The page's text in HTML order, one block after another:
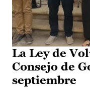
La Ley de
Consejo de
septiembre